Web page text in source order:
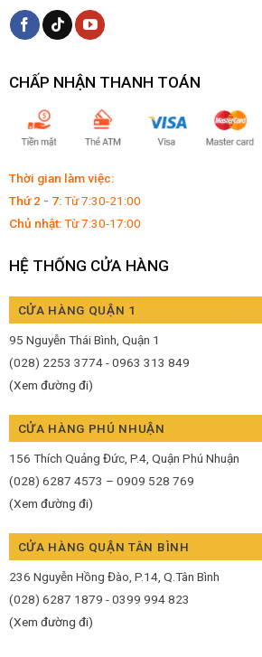
CHẤP NHẬN THANH TOÁN
Thời gian làm việc:
Thứ 2 - 7:Từ 7:30-21:00
Chủ nhật:Từ 7:30-17:00
HỆ THỐNG CỬA HÀNG
CỬA HÀNG QUẬN 1
95 Nguyễn Thái Bình, Quận 1
(028) 2253 3774 - 0963 313 849
(Xem đường đi)
CỬA HÀNG PHÚ NHUẬN
156 Thích Quảng Đức, P.4, Quận Phú Nhuận
(028) 6287 4573 – 0909 528 769
(Xem đường đi)
CỬA HÀNG QUẬN TÂN BÌNH
236 Nguyễn Hồng Đào, P.14, Q.Tân Bình
(028) 6287 1879 - 0399 994 823
(Xem đường đi)